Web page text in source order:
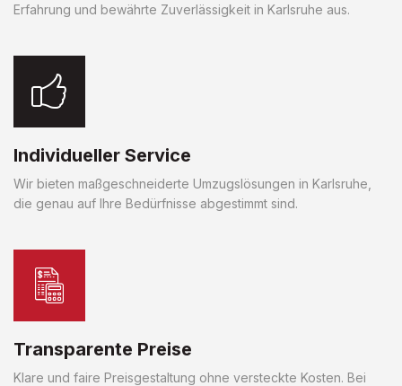
Erfahrung und bewährte Zuverlässigkeit in Karlsruhe aus.
Individueller Service
Wir bieten maßgeschneiderte Umzugslösungen in Karlsruhe,
die genau auf Ihre Bedürfnisse abgestimmt sind.
Transparente Preise
Klare und faire Preisgestaltung ohne versteckte Kosten. Bei